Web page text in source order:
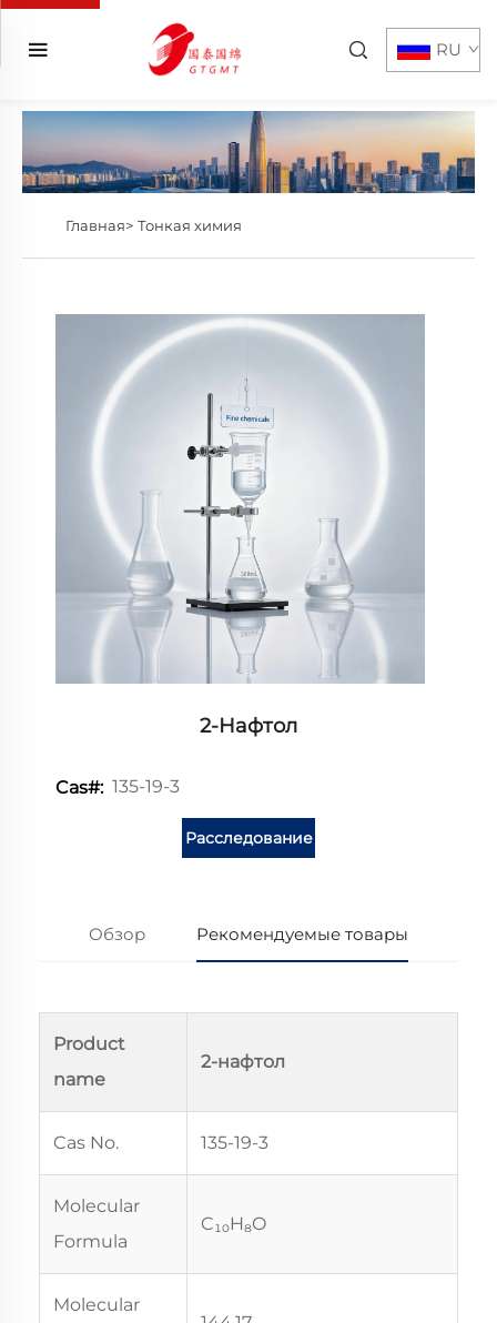
RU
Главная> Тонкая химия
2-Нафтол
Cas#: 135-19-3
Расследование
Обзор Рекомендуемые товары
Product
name
2-нафтол
Cas No. 135-19-3
Molecular
Formula
C₁₀H₈O
Molecular